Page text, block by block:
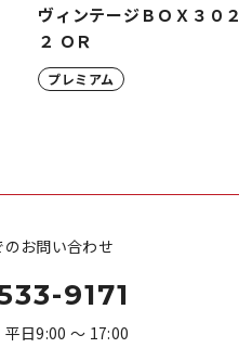
ヴィンテージＢＯＸ３０２
２ ＯＲ
プレミアム
のお問い合わせ
9171
日9:00 ～ 17:00